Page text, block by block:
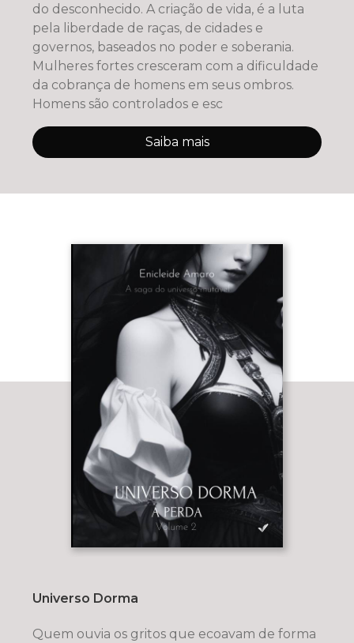
do desconhecido. A criação de vida, é a luta
pela liberdade de raças, de cidades e
governos, baseados no poder e soberania.
Mulheres fortes cresceram com a dificuldade
da cobrança de homens em seus ombros.
Homens são controlados e esc
Saiba mais
Universo Dorma
Quem ouvia os gritos que ecoavam de forma